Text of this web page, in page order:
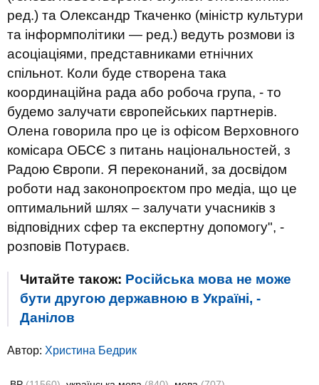
ред.) та Олександр Ткаченко (міністр культури
та інформполітики — ред.) ведуть розмови із
асоціаціями, представниками етнічних
спільнот. Коли буде створена така
координаційна рада або робоча група, - то
будемо залучати європейських партнерів.
Олена говорила про це із офісом Верховного
комісара ОБСЄ з питань національностей, з
Радою Європи. Я переконаний, за досвідом
роботи над законопроєктом про медіа, що це
оптимальний шлях – залучати учасників з
відповідних сфер та експертну допомогу", -
розповів Потураєв.
Читайте також: Російська мова не може
бути другою державною в Україні, -
Данілов
Автор: Христина Бедрик